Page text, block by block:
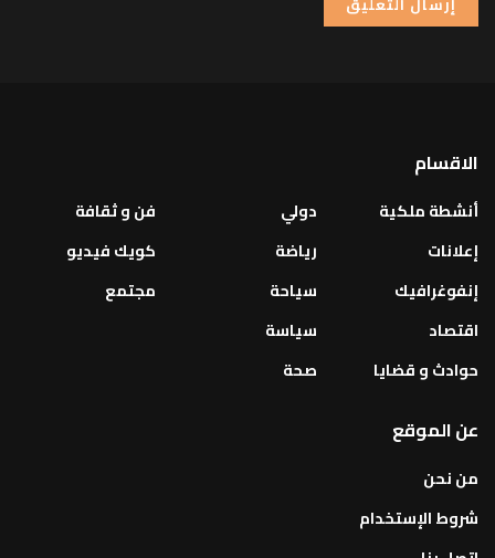
الاقسام
أنشطة ملكية
إعلانات
إنفوغرافيك
اقتصاد
حوادث و قضايا
دولي
رياضة
سياحة
سياسة
صحة
فن و ثقافة
كويك فيديو
مجتمع
عن الموقع
من نحن
شروط الإستخدام